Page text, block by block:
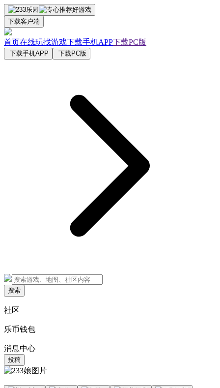
下载客户端
首页在线玩找游戏下载手机APP下载PC版
下载手机APP 下载PC版
搜索
社区
乐币钱包
消息中心
投稿